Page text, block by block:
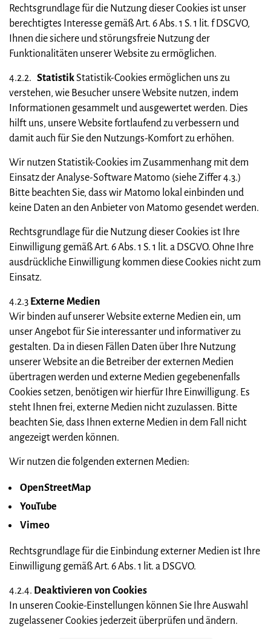
Rechtsgrundlage für die Nutzung dieser Cookies ist unser
berechtigtes Interesse gemäß Art. 6 Abs. 1 S. 1 lit. f DSGVO,
Ihnen die sichere und störungsfreie Nutzung der
Funktionalitäten unserer Website zu ermöglichen.
4.2.2. StatistikStatistik-Cookies ermöglichen uns zu
verstehen, wie Besucher unsere Website nutzen, indem
Informationen gesammelt und ausgewertet werden. Dies
hilft uns, unsere Website fortlaufend zu verbessern und
damit auch für Sie den Nutzungs-Komfort zu erhöhen.
Wir nutzen Statistik-Cookies im Zusammenhang mit dem
Einsatz der Analyse-Software Matomo (siehe Ziffer 4.3.)
Bitte beachten Sie, dass wir Matomo lokal einbinden und
keine Daten an den Anbieter von Matomo gesendet werden.
Rechtsgrundlage für die Nutzung dieser Cookies ist Ihre
Einwilligung gemäß Art. 6 Abs. 1 S. 1 lit. a DSGVO. Ohne Ihre
ausdrückliche Einwilligung kommen diese Cookies nicht zum
Einsatz.
4.2.3 Externe Medien
Wir binden auf unserer Website externe Medien ein, um
unser Angebot für Sie interessanter und informativer zu
gestalten. Da in diesen Fällen Daten über Ihre Nutzung
unserer Website an die Betreiber der externen Medien
übertragen werden und externe Medien gegebenenfalls
Cookies setzen, benötigen wir hierfür Ihre Einwilligung. Es
steht Ihnen frei, externe Medien nicht zuzulassen. Bitte
beachten Sie, dass Ihnen externe Medien in dem Fall nicht
angezeigt werden können.
Wir nutzen die folgenden externen Medien:
OpenStreetMap
YouTube
Vimeo
Rechtsgrundlage für die Einbindung externer Medien ist Ihre
Einwilligung gemäß Art. 6 Abs. 1 lit. a DSGVO.
4.2.4. Deaktivieren von Cookies
In unseren Cookie-Einstellungen können Sie Ihre Auswahl
zugelassener Cookies jederzeit überprüfen und ändern.